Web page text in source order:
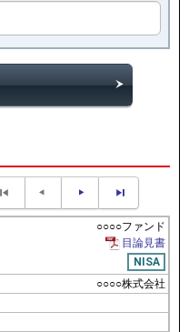
○○○○ファンド
目論見書
NISA
○○○○株式会社